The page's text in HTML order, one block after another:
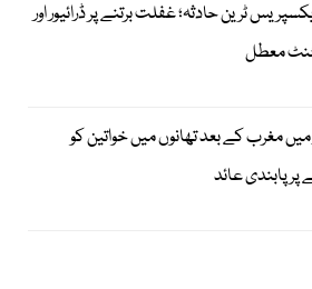
ٹرین حادثہ؛ غفلت برتنے پر ڈرائیور اور
معطل
میں مغرب کے بعد تھانوں میں خواتین کو
پر پابندی عائد